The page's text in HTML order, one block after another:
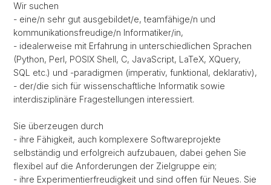
Wir suchen
- eine/n sehr gut ausgebildet/e, teamfähige/n und
kommunikationsfreudige/n Informatiker/in,
- idealerweise mit Erfahrung in unterschiedlichen Sprachen
(Python, Perl, POSIX Shell, C, JavaScript, LaTeX, XQuery,
SQL etc.) und -paradigmen (imperativ, funktional, deklarativ),
- der/die sich für wissenschaftliche Informatik sowie
interdisziplinäre Fragestellungen interessiert.
Sie überzeugen durch
- ihre Fähigkeit, auch komplexere Softwareprojekte
selbständig und erfolgreich aufzubauen, dabei gehen Sie
flexibel auf die Anforderungen der Zielgruppe ein;
- ihre Experimentierfreudigkeit und sind offen für Neues. Sie